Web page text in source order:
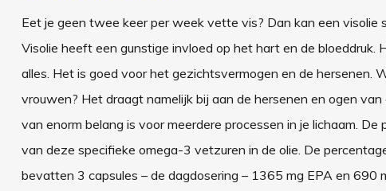
Eet je geen twee keer per week vette vis? Dan kan een
Visolie heeft een gunstige invloed op het hart en de
alles. Het is goed voor het gezichtsvermogen en de
vrouwen? Het draagt namelijk bij aan de hersenen en ogen
van enorm belang is voor meerdere processen in je lichaam.
van deze specifieke omega-3 vetzuren in de olie. De
bevatten 3 capsules – de dagdosering – 1365 mg EPA en 690